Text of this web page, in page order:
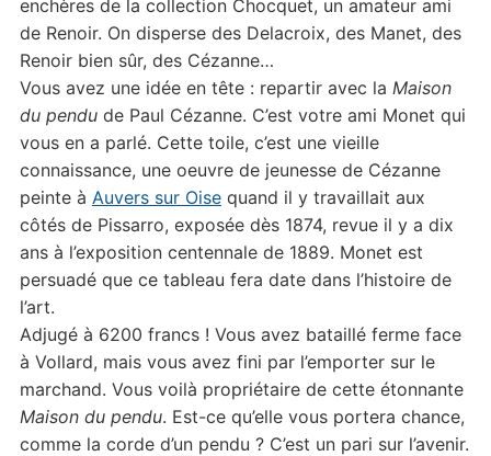
enchères de la collection Chocquet, un amateur ami
de Renoir. On disperse des Delacroix, des Manet, des
Renoir bien sûr, des Cézanne…
Vous avez une idée en tête : repartir avec la Maison
du pendude Paul Cézanne. C’est votre ami Monet qui
vous en a parlé. Cette toile, c’est une vieille
connaissance, une oeuvre de jeunesse de Cézanne
peinte à Auvers sur Oisequand il y travaillait aux
côtés de Pissarro, exposée dès 1874, revue il y a dix
ans à l’exposition centennale de 1889. Monet est
persuadé que ce tableau fera date dans l’histoire de
l’art.
Adjugé à 6200 francs ! Vous avez bataillé ferme face
à Vollard, mais vous avez fini par l’emporter sur le
marchand. Vous voilà propriétaire de cette étonnante
Maison du pendu. Est-ce qu’elle vous portera chance,
comme la corde d’un pendu ? C’est un pari sur l’avenir.